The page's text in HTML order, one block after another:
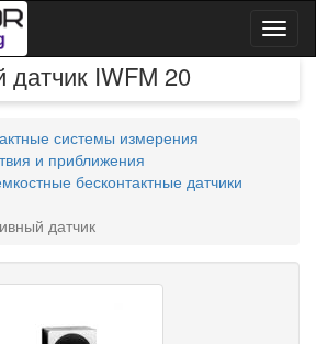
IWFM 20
системы измерения
и приближения
бесконтактные датчики
датчик